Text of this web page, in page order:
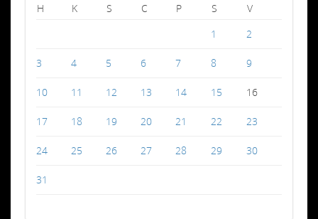
H
K S C P S
V
1
2
3 4 5 6 7 8 9
10 11 12 13 14 15 16
17 18 19 20 21 22 23
24 25 26 27 28 29 30
31